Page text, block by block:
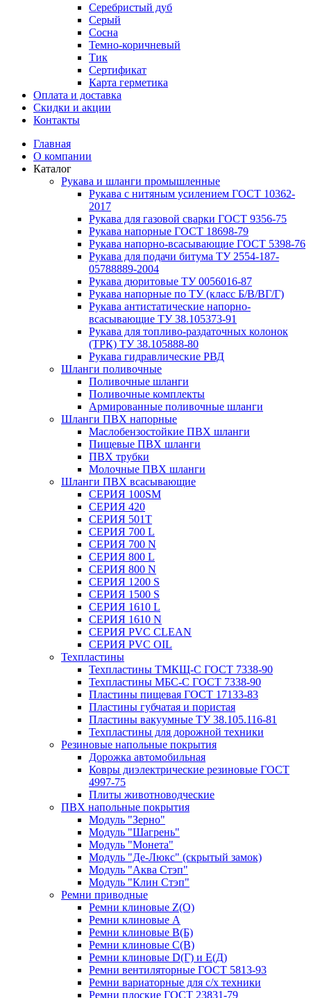
Серебристый дуб
Серый
Сосна
Темно-коричневый
Тик
Сертификат
Карта герметика
Оплата и доставка
Cкидки и акции
Контакты
Главная
О компании
Каталог
Рукава и шланги промышленные
Рукава с нитяным усилением ГОСТ 10362-
2017
Рукава для газовой сварки ГОСТ 9356-75
Рукава напорные ГОСТ 18698-79
Рукава нaпорно-всасывающие ГОСТ 5398-76
Рукава для подачи битума ТУ 2554-187-
05788889-2004
Рукава дюритовые ТУ 0056016-87
Рукава напорные по ТУ (класс Б/В/ВГ/Г)
Рукава антистатические напорно-
всасывающие ТУ 38.105373-91
Рукава для топливо-раздаточных колонок
(ТРК) ТУ 38.105888-80
Рукава гидравлические РВД
Шланги поливочные
Поливочные шланги
Поливочные комплекты
Армированные поливочные шланги
Шланги ПВХ напорные
Маслобензостойкие ПВХ шланги
Пищевые ПВХ шланги
ПВХ трубки
Молочные ПВХ шланги
Шланги ПВХ всасывающие
СЕРИЯ 100SM
СЕРИЯ 420
СЕРИЯ 501T
СЕРИЯ 700 L
СЕРИЯ 700 N
СЕРИЯ 800 L
СЕРИЯ 800 N
СЕРИЯ 1200 S
СЕРИЯ 1500 S
СЕРИЯ 1610 L
СЕРИЯ 1610 N
СЕРИЯ PVC CLEAN
СЕРИЯ PVC OIL
Техпластины
Техпластины ТМКЩ-С ГОСТ 7338-90
Техпластины МБС-С ГОСТ 7338-90
Пластины пищевая ГОСТ 17133-83
Пластины губчатая и пористая
Пластины вакуумные ТУ 38.105.116-81
Техпластины для дорожной техники
Резиновые напольные покрытия
Дорожка автомобильная
Ковры диэлектрические резиновые ГОСТ
4997-75
Плиты животноводческие
ПВХ напольные покрытия
Модуль "Зерно"
Модуль "Шагрень"
Модуль "Монета"
Модуль "Де-Люкс" (скрытый замок)
Модуль "Аква Стэп"
Модуль "Клин Стэп"
Ремни приводные
Ремни клиновые Z(О)
Ремни клиновые А
Ремни клиновые В(Б)
Ремни клиновые С(В)
Ремни клиновые D(Г) и Е(Д)
Ремни вентиляторные ГОСТ 5813-93
Ремни вариаторные для с/х техники
Ремни плоские ГОСТ 23831-79